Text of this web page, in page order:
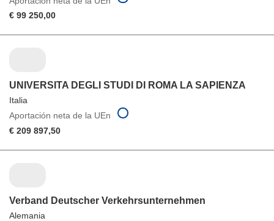
€ 99 250,00
UNIVERSITA DEGLI STUDI DI ROMA LA SAPIENZA
Italia
Aportación neta de la UEn
€ 209 897,50
Verband Deutscher Verkehrsunternehmen
Alemania